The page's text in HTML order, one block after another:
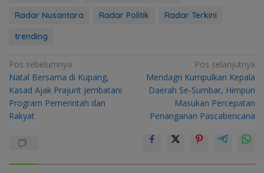
Radar Nusantara
Radar Politik
Radar Terkini
trending
Navigasi
pos
Pos sebelumnya
Natal Bersama di Kupang,
Kasad Ajak Prajurit Jembatani
Program Pemerintah dan
Rakyat
Pos selanjutnya
Mendagri Kumpulkan Kepala
Daerah Se-Sumbar, Himpun
Masukan Percepatan
Penanganan Pascabencana